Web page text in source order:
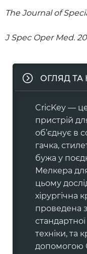
The Journal of
J Spec Oper Med.
ОГЛЯД
CricKey — це
пристрій
об’єднує в
гачка,
бужа у
Мелкера
цьому
хірургічна
проведена
стандартної
техніки, та
допомогою